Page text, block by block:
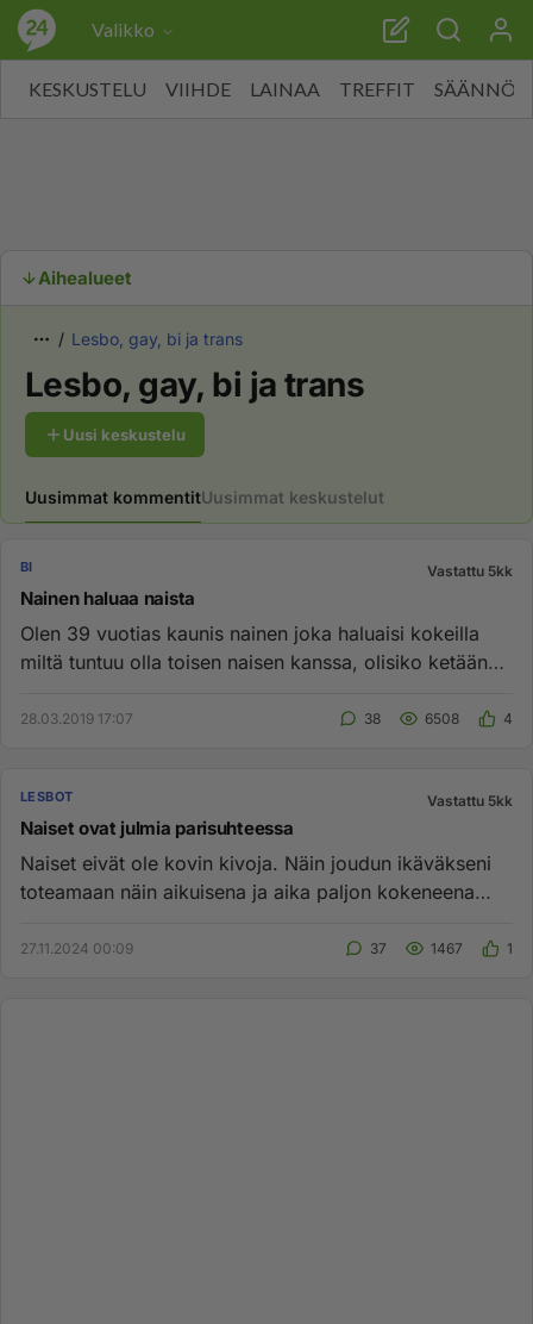
Valikko
KESKUSTELU VIIHDE LAINAA TREFFIT SÄÄNNÖT
Aihealueet
Lesbo, gay, bi ja trans
Lesbo, gay, bi ja trans
Uusi keskustelu
Uusimmat kommentitUusimmat keskustelut
BI Vastattu 5kk
Nainen haluaa naista
Olen 39 vuotias kaunis nainen joka haluaisi kokeilla
miltä tuntuu olla toisen naisen kanssa, olisiko ketään
28.03.2019 17:07 38 6508 4
LESBOT Vastattu 5kk
Naiset ovat julmia parisuhteessa
Naiset eivät ole kovin kivoja. Näin joudun ikäväkseni
toteamaan näin aikuisena ja aika paljon kokeneena
27.11.2024 00:09 37 1467 1